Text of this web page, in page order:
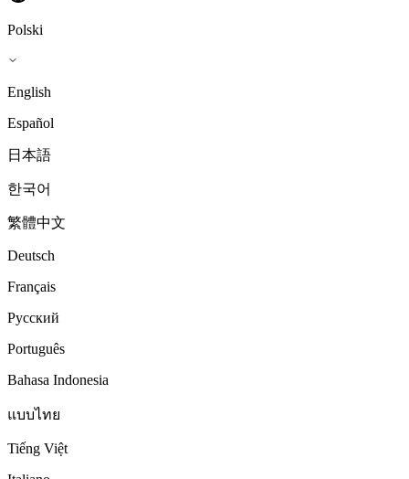
Polski
English
Español
日本語
한국어
繁體中文
Deutsch
Français
Русский
Português
Bahasa Indonesia
แบบไทย
Tiếng Việt